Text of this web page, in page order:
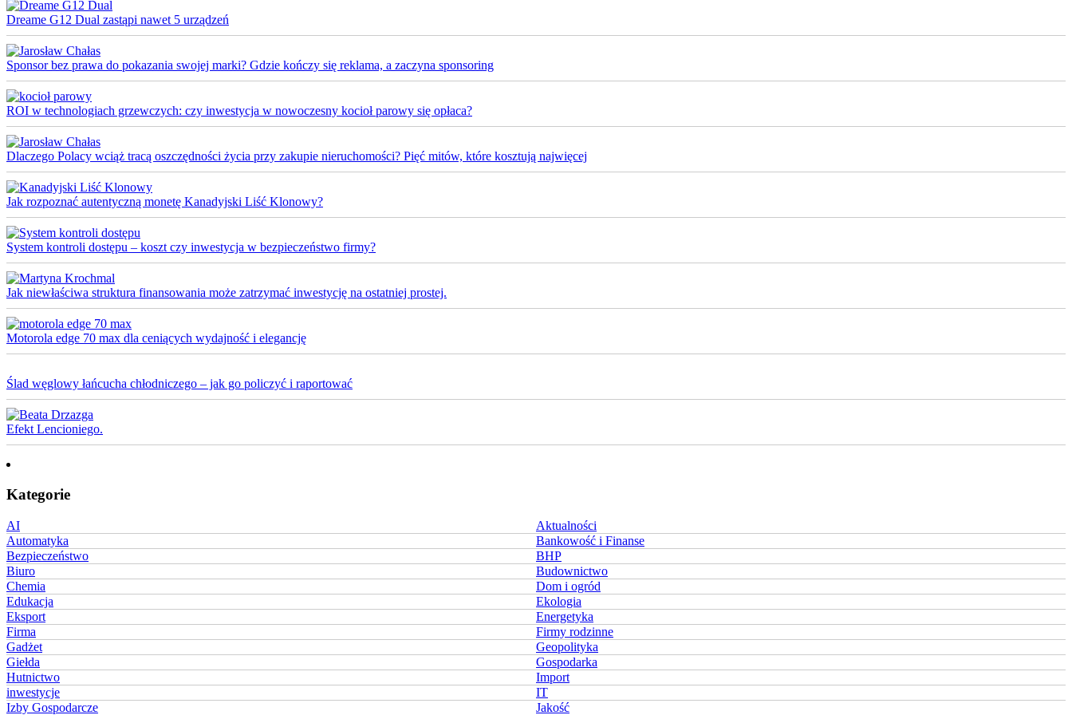
Dreame G12 Dual zastąpi nawet 5 urządzeń
Sponsor bez prawa do pokazania swojej marki? Gdzie kończy się reklama, a zaczyna sponsoring
ROI w technologiach grzewczych: czy inwestycja w nowoczesny kocioł parowy się opłaca?
Dlaczego Polacy wciąż tracą oszczędności życia przy zakupie nieruchomości? Pięć mitów, które kosztują najwięcej
Jak rozpoznać autentyczną monetę Kanadyjski Liść Klonowy?
System kontroli dostępu – koszt czy inwestycja w bezpieczeństwo firmy?
Jak niewłaściwa struktura finansowania może zatrzymać inwestycję na ostatniej prostej.
Motorola edge 70 max dla ceniących wydajność i elegancję
Ślad węglowy łańcucha chłodniczego – jak go policzyć i raportować
Efekt Lencioniego.
Kategorie
AI
Aktualności
Automatyka
Bankowość i Finanse
Bezpieczeństwo
BHP
Biuro
Budownictwo
Chemia
Dom i ogród
Edukacja
Ekologia
Eksport
Energetyka
Firma
Firmy rodzinne
Gadżet
Geopolityka
Giełda
Gospodarka
Hutnictwo
Import
inwestycje
IT
Izby Gospodarcze
Jakość